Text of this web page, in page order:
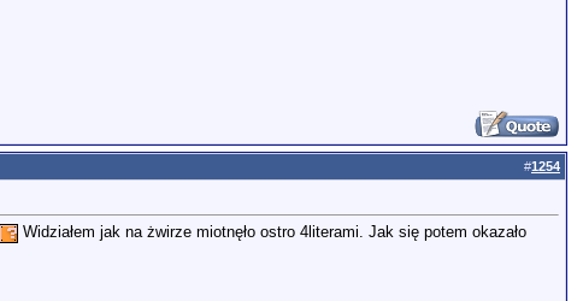
#1254
Widziałem jak na żwirze miotnęło ostro 4literami. Jak się potem okazało